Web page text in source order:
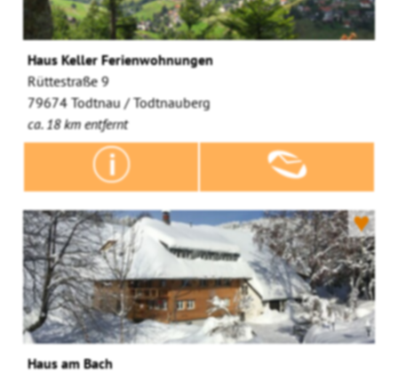
Haus Keller Ferienwohnungen
Rüttestraße 9
79674 Todtnau / Todtnauberg
ca. 18 km entfernt
♥
Haus am Bach